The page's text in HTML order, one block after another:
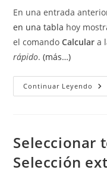
En una entrada
en una tabla hoy
el comandoCalcular a
rápido.(más…)
Continuar Leyendo
Seleccionar
Selección